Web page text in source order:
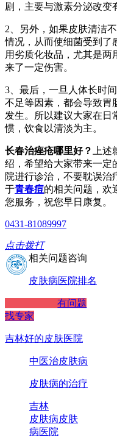
剧，主要与激素分泌改变
2、另外，如果皮肤清洁
情况，从而使细菌受到了
用劣质化妆品，尤其是两
来了一定伤害。
3、最后，一旦人体长时
不足等因素，都会导致胃
发生。所以建议大家在日
惯，饮食以清淡为主。
长春治痤疮哪里好？
上
绍，希望给大家带来一定
院进行诊治，不要耽误治
于青春痘的相关问题，欢
您服务，祝您早日康复。
0431-81089997
点击拨打
相关问题咨询
皮肤病医院排名
有问题
找专家
吉林好的皮肤医院
中医治皮肤病
皮肤病的治疗
吉林
皮肤病皮肤
病医院